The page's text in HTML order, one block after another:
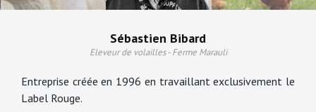
Sébastien Bibard
Eleveur de volailles - Ferme Marauli
Entreprise créée en 1996 en travaillant exclusivement le
Label Rouge.